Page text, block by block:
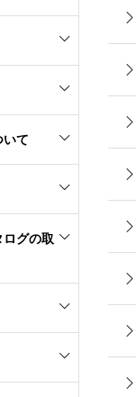
て
グの取